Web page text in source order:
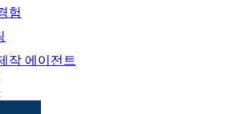
험
작 에이전트